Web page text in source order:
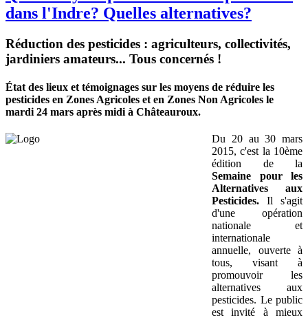
dans l'Indre? Quelles alternatives?
Réduction des pesticides : agriculteurs, collectivités,
jardiniers amateurs... Tous concernés !
État des lieux et témoignages sur les moyens de réduire les
pesticides en Zones Agricoles et en Zones Non Agricoles le
mardi 24 mars après midi à Châteauroux.
Du 20 au 30 mars
2015, c'est la 10ème
édition de la
Semaine pour les
Alternatives aux
Pesticides. Il s'agit
d'une opération
nationale et
internationale
annuelle, ouverte à
tous, visant à
promouvoir les
alternatives aux
pesticides. Le public
est invité à mieux